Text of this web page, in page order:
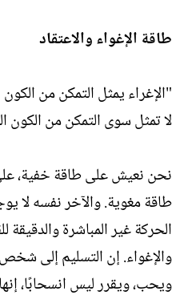
طاقة الإغواء والاعتقاد
"الإغراء يمثل التمكن من
لا تمثل سوى التمكن من الكون
نحن نعيش على طاقة خفية،
طاقة مغوية. والآخر نفسه لا
الحركة غير المباشرة
والإغواء. إن التسليم إلى
ويحب، ويقرر ليس انسحابًا،